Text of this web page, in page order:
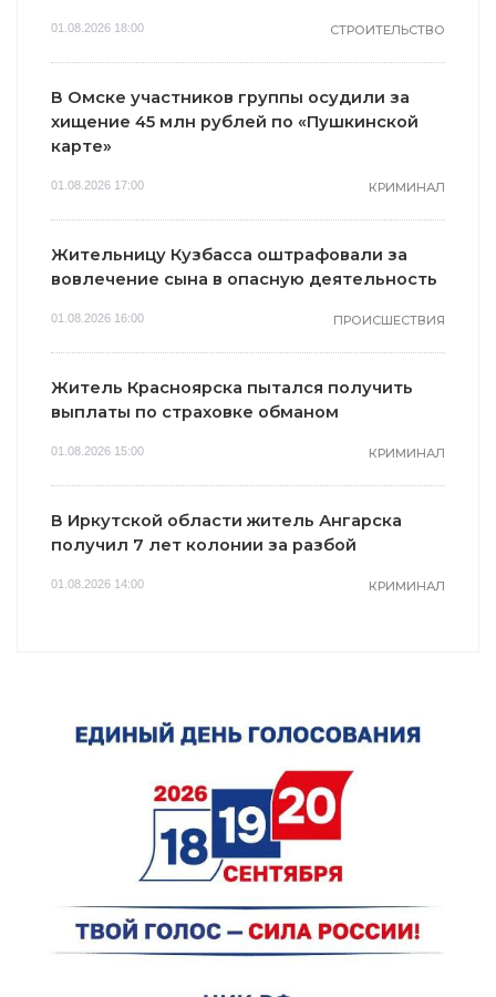
01.08.2026 18:00 СТРОИТЕЛЬСТВО
В Омске участников группы осудили за
хищение 45 млн рублей по «Пушкинской
карте»
01.08.2026 17:00 КРИМИНАЛ
Жительницу Кузбасса оштрафовали за
вовлечение сына в опасную деятельность
01.08.2026 16:00 ПРОИСШЕСТВИЯ
Житель Красноярска пытался получить
выплаты по страховке обманом
01.08.2026 15:00 КРИМИНАЛ
В Иркутской области житель Ангарска
получил 7 лет колонии за разбой
01.08.2026 14:00 КРИМИНАЛ